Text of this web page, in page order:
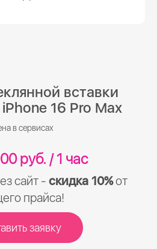
вставки
16 Pro Max
в сервисах
руб. / 1 час
сайт - скидка 10%от
прайса!
заявку